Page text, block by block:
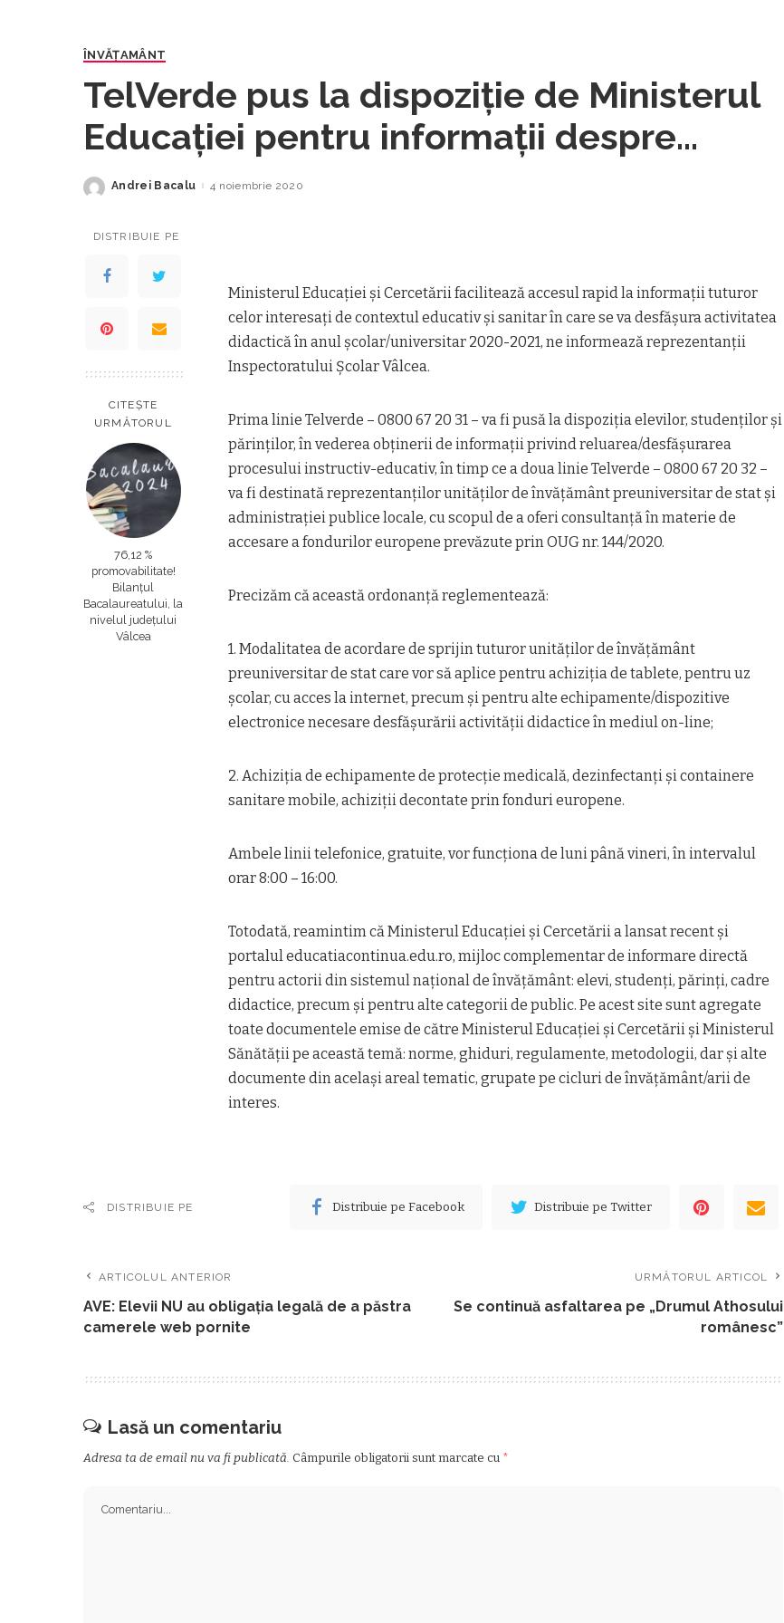
ÎNVĂŢAMÂNT
TelVerde pus la dispoziție de Ministerul
Educației pentru informații despre
procesul de învățământ
Posted
Andrei Bacalu 4 noiembrie 2020
DISTRIBUIE PE
CITEȘTE
URMĂTORUL
76,12 %
promovabilitate!
Bilanțul
Bacalaureatului, la
nivelul județului
Vâlcea
Ministerul Educației și Cercetării facilitează accesul rapid la informații tuturor
celor interesați de contextul educativ și sanitar în care se va desfășura activitatea
didactică în anul școlar/universitar 2020-2021, ne informează reprezentanții
Inspectoratului Școlar Vâlcea.
Prima linie Telverde – 0800 67 20 31 – va fi pusă la dispoziția elevilor, studenților și
părinților, în vederea obținerii de informații privind reluarea/desfășurarea
procesului instructiv-educativ, în timp ce a doua linie Telverde – 0800 67 20 32 –
va fi destinată reprezentanților unităților de învățământ preuniversitar de stat și
administrației publice locale, cu scopul de a oferi consultanță în materie de
accesare a fondurilor europene prevăzute prin OUG nr. 144/2020.
Precizăm că această ordonanță reglementează:
1. Modalitatea de acordare de sprijin tuturor unităților de învățământ
preuniversitar de stat care vor să aplice pentru achiziția de tablete, pentru uz
școlar, cu acces la internet, precum și pentru alte echipamente/dispozitive
electronice necesare desfășurării activității didactice în mediul on-line;
2. Achiziția de echipamente de protecție medicală, dezinfectanți și containere
sanitare mobile, achiziții decontate prin fonduri europene.
Ambele linii telefonice, gratuite, vor funcționa de luni până vineri, în intervalul
orar 8:00 – 16:00.
Totodată, reamintim că Ministerul Educației și Cercetării a lansat recent și
portalul educatiacontinua.edu.ro, mijloc complementar de informare directă
pentru actorii din sistemul național de învățământ: elevi, studenți, părinți, cadre
didactice, precum și pentru alte categorii de public. Pe acest site sunt agregate
toate documentele emise de către Ministerul Educației și Cercetării și Ministerul
Sănătății pe această temă: norme, ghiduri, regulamente, metodologii, dar și alte
documente din același areal tematic, grupate pe cicluri de învățământ/arii de
interes.
DISTRIBUIE PE Distribuie pe Facebook Distribuie pe Twitter
ARTICOLUL ANTERIOR
AVE: Elevii NU au obligația legală de a păstra
camerele web pornite
URMĂTORUL ARTICOL
Se continuă asfaltarea pe „Drumul Athosului
românesc”
Lasă un comentariu
Adresa ta de email nu va fi publicată. Câmpurile obligatorii sunt marcate cu *